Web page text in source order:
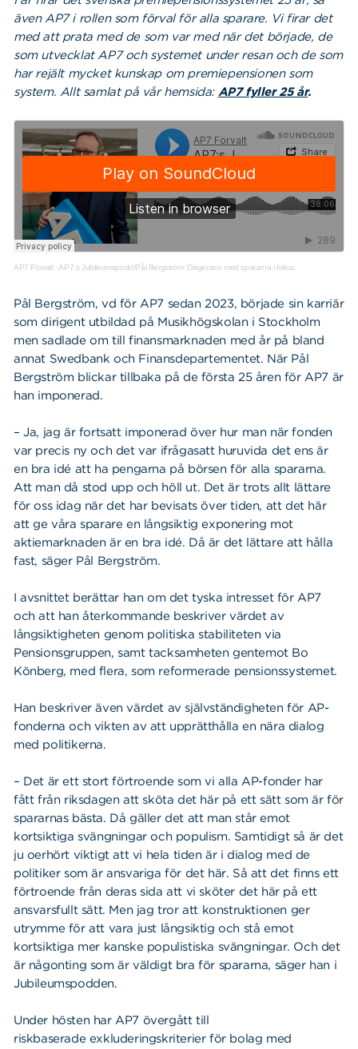
även AP7 i rollen som förval för alla sparare. Vi firar det
med att prata med de som var med när det började, de
som utvecklat AP7 och systemet under resan och de som
har rejält mycket kunskap om premiepensionen som
system. Allt samlat på vår hemsida: AP7 fyller 25 år.
AP7 Förvalt · AP7:s Jubileumspodd/Pål Bergström: Dirigenten med spararna i fokus
Pål Bergström, vd för AP7 sedan 2023, började sin karriär
som dirigent utbildad på Musikhögskolan i Stockholm
men sadlade om till finansmarknaden med år på bland
annat Swedbank och Finansdepartementet. När Pål
Bergström blickar tillbaka på de första 25 åren för AP7 är
han imponerad.
– Ja, jag är fortsatt imponerad över hur man när fonden
var precis ny och det var ifrågasatt huruvida det ens är
en bra idé att ha pengarna på börsen för alla spararna.
Att man då stod upp och höll ut. Det är trots allt lättare
för oss idag när det har bevisats över tiden, att det här
att ge våra sparare en långsiktig exponering mot
aktiemarknaden är en bra idé. Då är det lättare att hålla
fast, säger Pål Bergström.
I avsnittet berättar han om det tyska intresset för AP7
och att han återkommande beskriver värdet av
långsiktigheten genom politiska stabiliteten via
Pensionsgruppen, samt tacksamheten gentemot Bo
Könberg, med flera, som reformerade pensionssystemet.
Han beskriver även värdet av självständigheten för AP-
fonderna och vikten av att upprätthålla en nära dialog
med politikerna.
– Det är ett stort förtroende som vi alla AP-fonder har
fått från riksdagen att sköta det här på ett sätt som är för
spararnas bästa. Då gäller det att man står emot
kortsiktiga svängningar och populism. Samtidigt så är det
ju oerhört viktigt att vi hela tiden är i dialog med de
politiker som är ansvariga för det här. Så att det finns ett
förtroende från deras sida att vi sköter det här på ett
ansvarsfullt sätt. Men jag tror att konstruktionen ger
utrymme för att vara just långsiktig och stå emot
kortsiktiga mer kanske populistiska svängningar. Och det
är någonting som är väldigt bra för spararna, säger han i
Jubileumspodden.
Under hösten har AP7 övergått till
riskbaserade exkluderingskriterier för bolag med